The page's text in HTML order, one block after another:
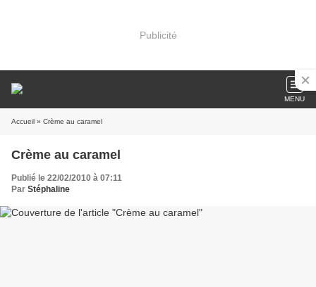
Publicité
MENU
Accueil » Crème au caramel
Crème au caramel
Publié le 22/02/2010 à 07:11
Par Stéphaline